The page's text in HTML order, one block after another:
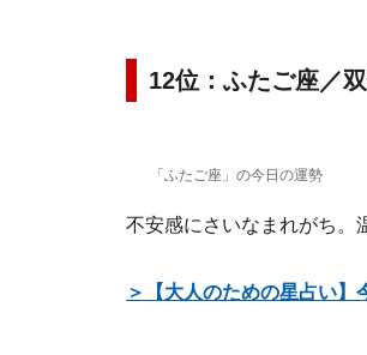
12位：ふたご座／
「ふたご座」の今日の運勢
不安感にさいなまれがち。
＞【大人のための星占い】